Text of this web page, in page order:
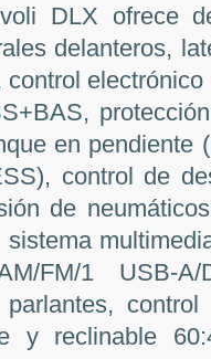
DLX ofrece
delanteros,
en pendiente
control de
de
FM/1 USB-A/
y reclinable